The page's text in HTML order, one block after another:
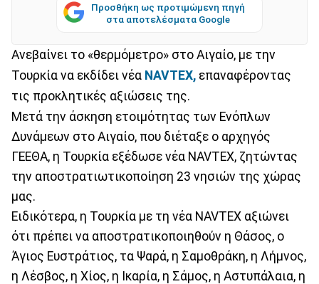
Προσθήκη ως προτιμώμενη πηγή
στα αποτελέσματα Google
Ανεβαίνει το «θερμόμετρο» στο Αιγαίο, με την
Τουρκία να εκδίδει νέα NAVTEX, επαναφέροντας
τις προκλητικές αξιώσεις της.
Μετά την άσκηση ετοιμότητας των Ενόπλων
Δυνάμεων στο Αιγαίο, που διέταξε ο αρχηγός
ΓΕΕΘΑ, η Τουρκία εξέδωσε νέα NAVTEX, ζητώντας
την αποστρατιωτικοποίηση 23 νησιών της χώρας
μας.
Ειδικότερα, η Τουρκία με τη νέα NAVTEX αξιώνει
ότι πρέπει να αποστρατικοποιηθούν η Θάσος, ο
Άγιος Ευστράτιος, τα Ψαρά, η Σαμοθράκη, η Λήμνος,
η Λέσβος, η Χίος, η Ικαρία, η Σάμος, η Αστυπάλαια, η